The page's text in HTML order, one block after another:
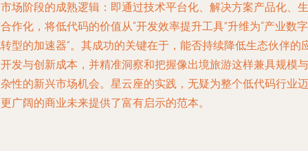
场阶段的成熟逻辑：即通过技术平台化、解决方案产品化、生
作化，将低代码的价值从“开发效率提升工具”升维为“产业数字
型的加速器”。其成功的关键在于，能否持续降低生态伙伴的
发与创新成本，并精准洞察和把握像出境旅游这样兼具规模与
性的新兴市场机会。星云座的实践，无疑为整个低代码行业迈
广阔的商业未来提供了富有启示的范本。